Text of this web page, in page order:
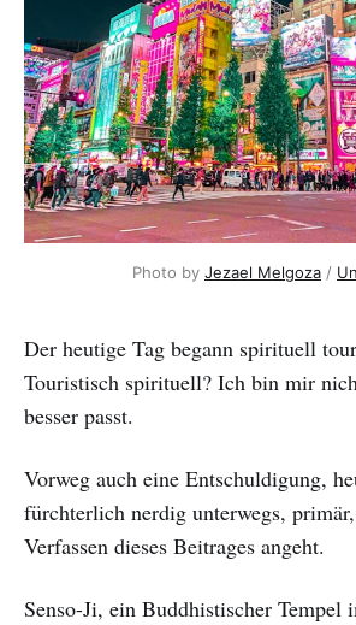
Photo by Jezael Melgoza /
Der heutige Tag begann spirituell
Touristisch spirituell? Ich bin mir
besser passt.
Vorweg auch eine Entschuldigung,
fürchterlich nerdig unterwegs,
Verfassen dieses Beitrages angeht.
Senso-Ji, ein Buddhistischer Tempel